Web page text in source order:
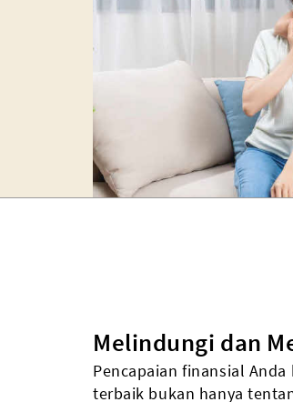
Melindungi dan
Pencapaian finansial
terbaik bukan hanya